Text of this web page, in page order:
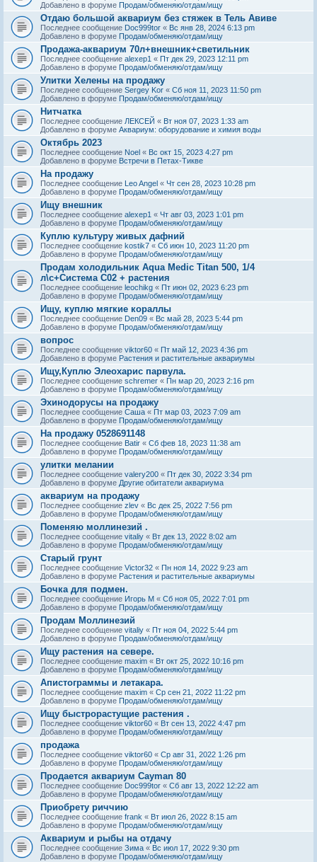
Добавлено в форуме Продам/обменяю/отдам/ищу
Отдаю большой аквариум без стяжек в Тель Авиве
Последнее сообщение Doc999tor « Вс янв 28, 2024 6:13 pm
Добавлено в форуме Продам/обменяю/отдам/ищу
Продажа-аквариум 70л+внешник+светильник
Последнее сообщение alexep1 « Пт дек 29, 2023 12:11 pm
Добавлено в форуме Продам/обменяю/отдам/ищу
Улитки Хелены на продажу
Последнее сообщение Sergey Kor « Сб ноя 11, 2023 11:50 pm
Добавлено в форуме Продам/обменяю/отдам/ищу
Нитчатка
Последнее сообщение ЛЕКСЕЙ « Вт ноя 07, 2023 1:33 am
Добавлено в форуме Аквариум: оборудование и химия воды
Октябрь 2023
Последнее сообщение Noel « Вс окт 15, 2023 4:27 pm
Добавлено в форуме Встречи в Петах-Тикве
На продажу
Последнее сообщение Leo Angel « Чт сен 28, 2023 10:28 pm
Добавлено в форуме Продам/обменяю/отдам/ищу
Ищу внешник
Последнее сообщение alexep1 « Чт авг 03, 2023 1:01 pm
Добавлено в форуме Продам/обменяю/отдам/ищу
Куплю культуру живых дафний
Последнее сообщение kostik7 « Сб июн 10, 2023 11:20 pm
Добавлено в форуме Продам/обменяю/отдам/ищу
Продам холодильник Aqua Medic Titan 500, 1/4
л\с+Система С02 + растения
Последнее сообщение leochikg « Пт июн 02, 2023 6:23 pm
Добавлено в форуме Продам/обменяю/отдам/ищу
Ищу, куплю мягкие кораллы
Последнее сообщение Den09 « Вс май 28, 2023 5:44 pm
Добавлено в форуме Продам/обменяю/отдам/ищу
вопрос
Последнее сообщение viktor60 « Пт май 12, 2023 4:36 pm
Добавлено в форуме Растения и растительные аквариумы
Ищу,Куплю Элеохарис парвула.
Последнее сообщение schremer « Пн мар 20, 2023 2:16 pm
Добавлено в форуме Продам/обменяю/отдам/ищу
Эхинодорусы на продажу
Последнее сообщение Саша « Пт мар 03, 2023 7:09 am
Добавлено в форуме Продам/обменяю/отдам/ищу
На продажу 0528691148
Последнее сообщение Batir « Сб фев 18, 2023 11:38 am
Добавлено в форуме Продам/обменяю/отдам/ищу
улитки мелании
Последнее сообщение valery200 « Пт дек 30, 2022 3:34 pm
Добавлено в форуме Другие обитатели аквариума
аквариум на продажу
Последнее сообщение zlev « Вс дек 25, 2022 7:56 pm
Добавлено в форуме Продам/обменяю/отдам/ищу
Поменяю моллинезий .
Последнее сообщение vitaliy « Вт дек 13, 2022 8:02 am
Добавлено в форуме Продам/обменяю/отдам/ищу
Старый грунт
Последнее сообщение Victor32 « Пн ноя 14, 2022 9:23 am
Добавлено в форуме Растения и растительные аквариумы
Бочка для подмен.
Последнее сообщение Игорь М « Сб ноя 05, 2022 7:01 pm
Добавлено в форуме Продам/обменяю/отдам/ищу
Продам Моллинезий
Последнее сообщение vitaliy « Пт ноя 04, 2022 5:44 pm
Добавлено в форуме Продам/обменяю/отдам/ищу
Ищу растения на севере.
Последнее сообщение maxim « Вт окт 25, 2022 10:16 pm
Добавлено в форуме Продам/обменяю/отдам/ищу
Апистограммы и летакара.
Последнее сообщение maxim « Ср сен 21, 2022 11:22 pm
Добавлено в форуме Продам/обменяю/отдам/ищу
Ищу быстрорастущие растения .
Последнее сообщение viktor60 « Вт сен 13, 2022 4:47 pm
Добавлено в форуме Продам/обменяю/отдам/ищу
продажа
Последнее сообщение viktor60 « Ср авг 31, 2022 1:26 pm
Добавлено в форуме Продам/обменяю/отдам/ищу
Продается аквариум Cayman 80
Последнее сообщение Doc999tor « Сб авг 13, 2022 12:22 am
Добавлено в форуме Продам/обменяю/отдам/ищу
Приобрету риччию
Последнее сообщение frank « Вт июл 26, 2022 8:15 am
Добавлено в форуме Продам/обменяю/отдам/ищу
Аквариум и рыбы на отдачу
Последнее сообщение Зима « Вс июл 17, 2022 9:30 pm
Добавлено в форуме Продам/обменяю/отдам/ищу